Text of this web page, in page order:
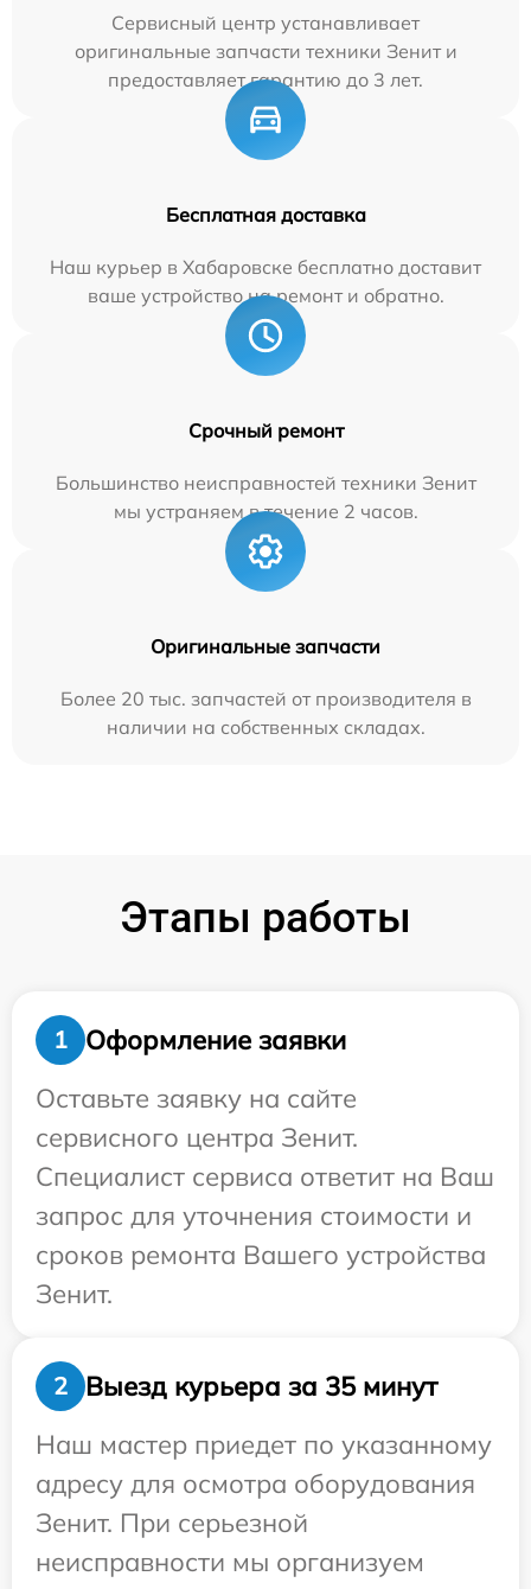
Сервисный центр устанавливает
оригинальные запчасти техники Зенит и
предоставляет гарантию до 3 лет.
Бесплатная доставка
Наш курьер в Хабаровске бесплатно доставит
ваше устройство на ремонт и обратно.
Срочный ремонт
Большинство неисправностей техники Зенит
мы устраняем в течение 2 часов.
Оригинальные запчасти
Более 20 тыс. запчастей от производителя в
наличии на собственных складах.
Этапы работы
1
Оформление заявки
Оставьте заявку на сайте
сервисного центра Зенит.
Специалист сервиса ответит на Ваш
запрос для уточнения стоимости и
сроков ремонта Вашего устройства
Зенит.
2
Выезд курьера за 35 минут
Наш мастер приедет по указанному
адресу для осмотра оборудования
Зенит. При серьезной
неисправности мы организуем